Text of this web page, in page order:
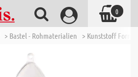
> Bastel - Rohmaterialien > Kunststoff
0